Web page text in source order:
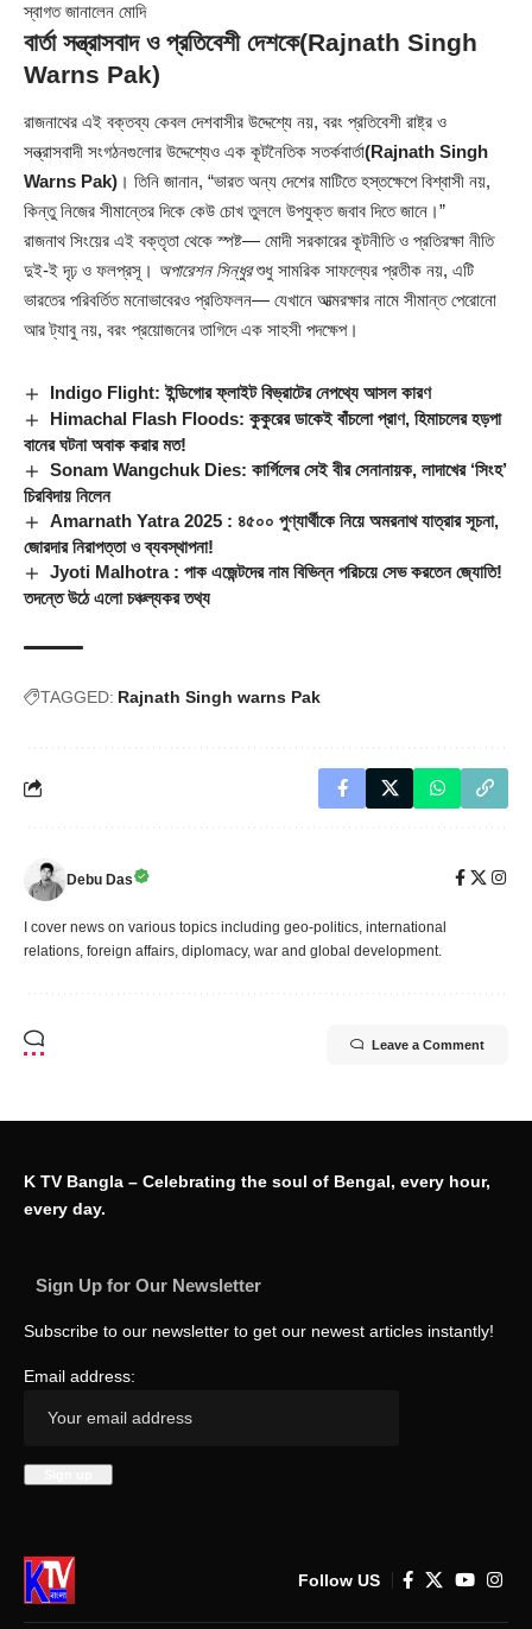
স্বাগত জানালেন মোদি
বার্তা সন্ত্রাসবাদ ও প্রতিবেশী দেশকে(Rajnath Singh
Warns Pak)
রাজনাথের এই বক্তব্য কেবল দেশবাসীর উদ্দেশ্যে নয়, বরং প্রতিবেশী রাষ্ট্র ও
সন্ত্রাসবাদী সংগঠনগুলোর উদ্দেশ্যেও এক কূটনৈতিক সতর্কবার্তা(Rajnath Singh
Warns Pak) । তিনি জানান, “ভারত অন্য দেশের মাটিতে হস্তক্ষেপে বিশ্বাসী নয়,
কিন্তু নিজের সীমান্তের দিকে কেউ চোখ তুললে উপযুক্ত জবাব দিতে জানে।”
রাজনাথ সিংয়ের এই বক্তৃতা থেকে স্পষ্ট— মোদী সরকারের কূটনীতি ও প্রতিরক্ষা নীতি
দুই-ই দৃঢ় ও ফলপ্রসূ। অপারেশন সিন্ধুরশুধু সামরিক সাফল্যের প্রতীক নয়, এটি
ভারতের পরিবর্তিত মনোভাবেরও প্রতিফলন— যেখানে আত্মরক্ষার নামে সীমান্ত পেরোনো
আর ট্যাবু নয়, বরং প্রয়োজনের তাগিদে এক সাহসী পদক্ষেপ।
Indigo Flight: ইন্ডিগোর ফ্লাইট বিভ্রাটের নেপথ্যে আসল কারণ
Himachal Flash Floods: কুকুরের ডাকেই বাঁচলো প্রাণ, হিমাচলের হড়পা
বানের ঘটনা অবাক করার মত!
Sonam Wangchuk Dies: কার্গিলের সেই বীর সেনানায়ক, লাদাখের ‘সিংহ’
চিরবিদায় নিলেন
Amarnath Yatra 2025 : ৪৫০০ পুণ্যার্থীকে নিয়ে অমরনাথ যাত্রার সূচনা,
জোরদার নিরাপত্তা ও ব্যবস্থাপনা!
Jyoti Malhotra : পাক এজেন্টদের নাম বিভিন্ন পরিচয়ে সেভ করতেন জ্যোতি!
তদন্তে উঠে এলো চঞ্চল্যকর তথ্য
TAGGED: Rajnath Singh warns Pak
Debu Das
I cover news on various topics including geo-politics, international
relations, foreign affairs, diplomacy, war and global development.
Leave a Comment
K TV Bangla – Celebrating the soul of Bengal, every hour,
every day.
Sign Up for Our Newsletter
Subscribe to our newsletter to get our newest articles instantly!
Email address:
Follow US